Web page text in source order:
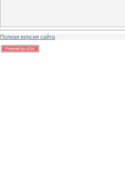
Полная версия сайта